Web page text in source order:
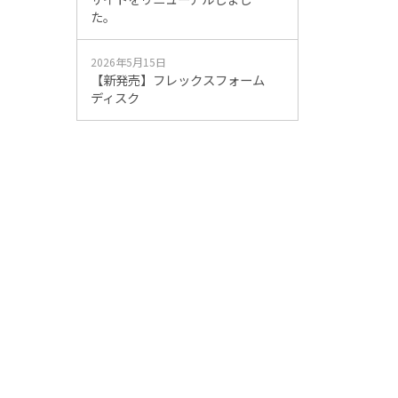
た。
【新発売】フレックスフォーム
ディスク
2026年5月15日